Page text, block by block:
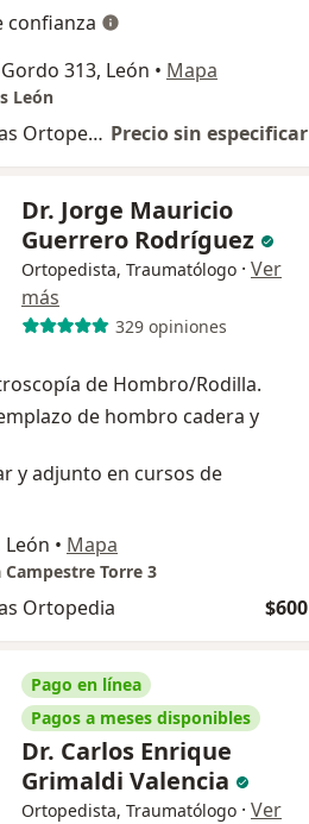
confianza
313, León • Mapa
León
Visitas sucesivas Ortopedia Precio sin especificar
Dr. Jorge Mauricio
Guerrero Rodríguez
Ortopedista, Traumatólogo · Ver
más
329 opiniones
de Hombro/Rodilla.
de hombro cadera y
y adjunto en cursos de
• Mapa
Torre 3
Ortopedia $600
Pago en línea
Pagos a meses disponibles
Dr. Carlos Enrique
Grimaldi Valencia
Ortopedista, Traumatólogo · Ver